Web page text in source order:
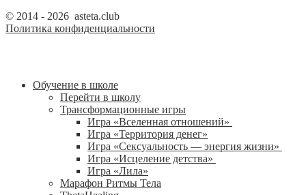
© 2014 - 2026 asteta.club
Политика конфиденциальности
Обучение в школе
Перейти в школу
Трансформационные игры
Игра «Вселенная отношений»
Игра «Территория денег»
Игра «Сексуальность — энергия жизни»
Игра «Исцеление детства»
Игра «Лила»
Марафон Ритмы Тела